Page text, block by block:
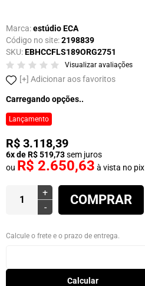
Marca:estúdio ECA
Código no site:2198839
SKU:EBHCCFLS189ORG2751
Visualizar avaliações
Adicionar aos favoritos
Carregando opções..
Lançamento
R$ 3.118,39
6x de R$ 519,73sem juros
ou R$ 2.650,63 à vista no pix
+
-
COMPRAR
Calcule o frete e o prazo de entrega.
Calcular